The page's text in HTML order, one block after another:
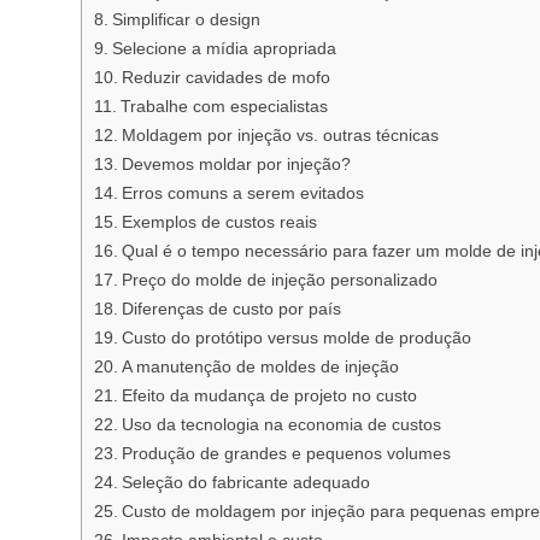
Simplificar o design
Selecione a mídia apropriada
Reduzir cavidades de mofo
Trabalhe com especialistas
Moldagem por injeção vs. outras técnicas
Devemos moldar por injeção?
Erros comuns a serem evitados
Exemplos de custos reais
Qual é o tempo necessário para fazer um molde de
Preço do molde de injeção personalizado
Diferenças de custo por país
Custo do protótipo versus molde de produção
A manutenção de moldes de injeção
Efeito da mudança de projeto no custo
Uso da tecnologia na economia de custos
Produção de grandes e pequenos volumes
Seleção do fabricante adequado
Custo de moldagem por injeção para pequenas